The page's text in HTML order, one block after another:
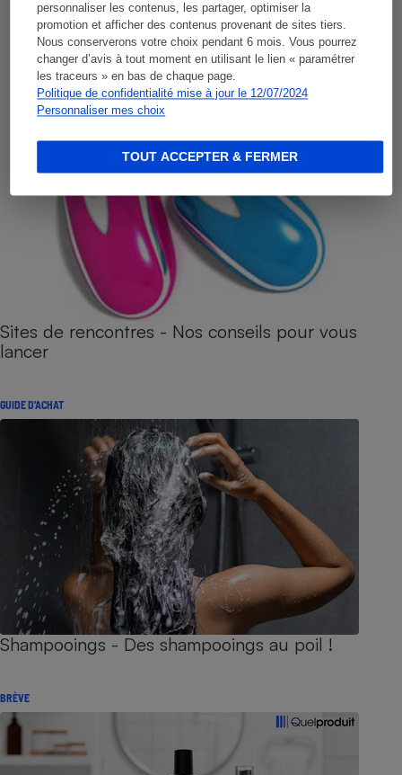
personnaliser les contenus, les partager, optimiser la
promotion et afficher des contenus provenant de sites tiers.
Nous conserverons votre choix pendant 6 mois. Vous pourrez
changer d’avis à tout moment en utilisant le lien « paramétrer
les traceurs » en bas de chaque page.
Politique de confidentialité mise à jour le 12/07/2024
Personnaliser mes choix
TOUT ACCEPTER & FERMER
Sites de rencontres - Nos conseils pour vous
lancer
GUIDE D'ACHAT
Shampooings - Des shampooings au poil !
BRÈVE